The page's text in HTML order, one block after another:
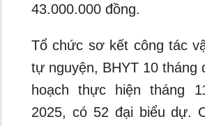
43.000.000 đồng.
Tổ chức sơ kết công tác
tự nguyện, BHYT 10 tháng
hoạch thực hiện tháng
2025, có 52 đại biểu dự.